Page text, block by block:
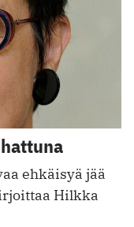
ehkäisyä jää
Hilkka